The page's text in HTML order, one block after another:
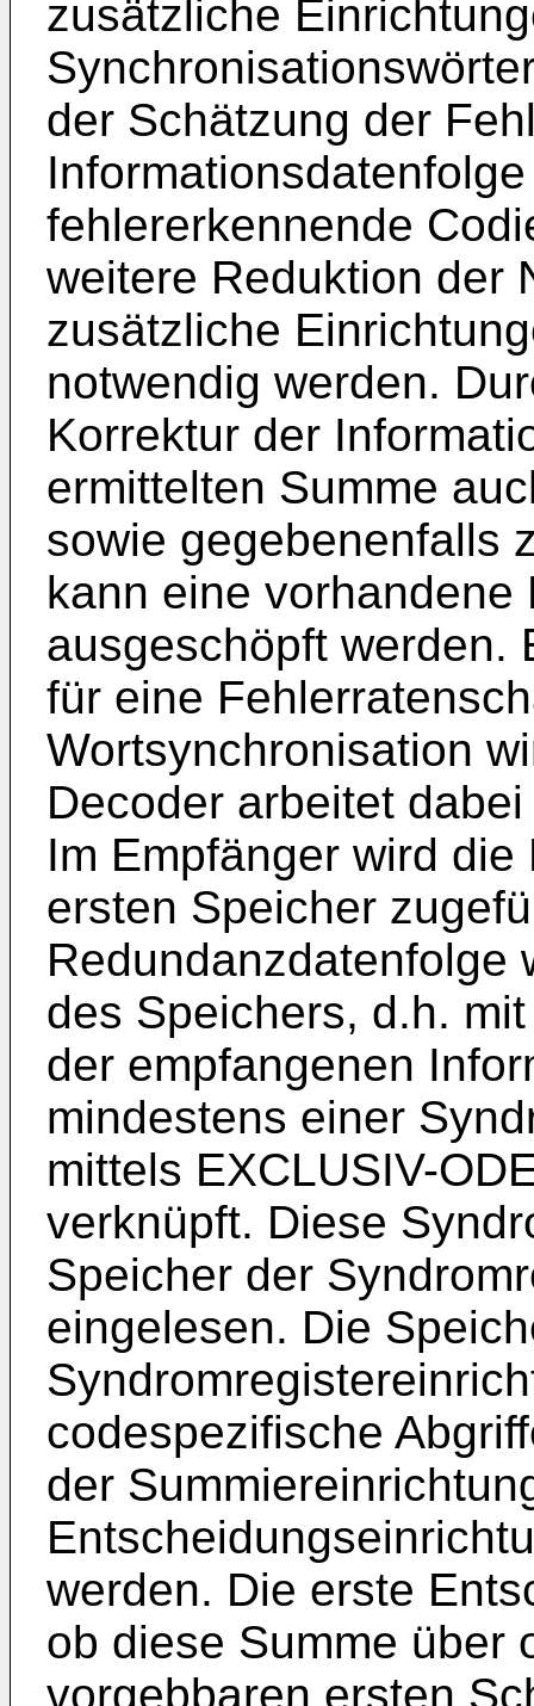
zusätzliche
der Schätzung der
fehlererkennende
weitere Reduktion der
zusätzliche
notwendig werden.
Korrektur der
ermittelten Summe
sowie gegebenenfalls
kann eine vorhandene
ausgeschöpft werden.
für eine
Wortsynchronisation
Decoder arbeitet
Im Empfänger wird
ersten Speicher
Redundanzdatenfolge
des Speichers, d.h.
der empfangenen
mindestens einer
mittels EXCLUSIV-
verknüpft. Diese
Speicher der
eingelesen. Die
codespezifische
der
werden. Die erste
ob diese Summe über
vorgebbaren ersten